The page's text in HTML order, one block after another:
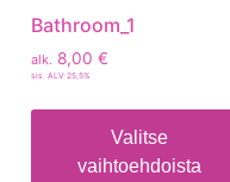
Bathroom_1
alk. 8,00 €
sis. ALV 25,5%
Valitse
vaihtoehdoista